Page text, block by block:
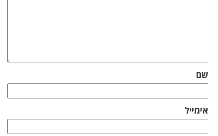
שם
אימייל